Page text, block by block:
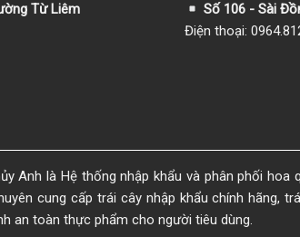
Từ Liêm
Số 106 - Sài
Điện thoại:
Anh là Hệ thống nhập khẩu và phân phối hoa
cung cấp trái cây nhập khẩu chính hãng,
an toàn thực phẩm cho người tiêu dùng.